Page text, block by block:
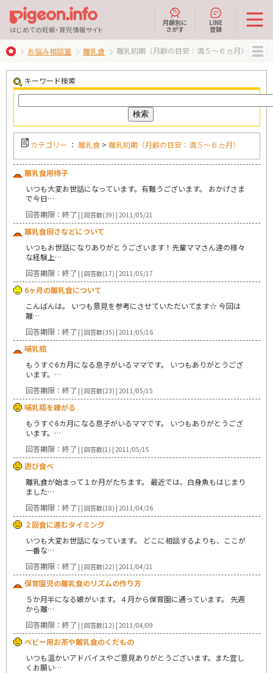
はじめての妊娠・育児情報サイト
月齢別に
さがす
LINE
登録
MENU
お悩み相談室 離乳食 離乳初期（月齢の目安：満５～６ヵ月）
キーワード検索
カテゴリー ： 離乳食 > 離乳初期（月齢の目安：満５～６ヵ月）
離乳食用椅子
いつも大変お世話になっています。有難うございます。 おかげさま
で今日…
回答期限：終了 | | 回答数(39) | 2011/05/21
離乳食固さなどについて
いつもお世話になりありがとうございます！先輩ママさん達の様々
な経験上…
回答期限：終了 | | 回答数(17) | 2011/05/17
6ヶ月の離乳食について
こんばんは。 いつも意見を参考にさせていただいてます☆ 今回は
離…
回答期限：終了 | | 回答数(35) | 2011/05/16
哺乳瓶
もうすぐ6カ月になる息子がいるママです。 いつもありがとうござ
います。…
回答期限：終了 | | 回答数(23) | 2011/05/15
哺乳瓶を嫌がる
もうすぐ6カ月になる息子がいるママです。 いつもありがとうござ
います。…
回答期限：終了 | | 回答数(1) | 2011/05/15
遊び食べ
離乳食が始まって１か月がたちます。 最近では、白身魚もはじまり
ました…
回答期限：終了 | | 回答数(18) | 2011/04/26
２回食に進むタイミング
いつも大変お世話になっています。 どこに相談するよりも、ここが
一番な…
回答期限：終了 | | 回答数(22) | 2011/04/21
保育園児の離乳食のリズムの作り方
５か月半になる娘がいます。４月から保育園に通っています。 先週
から離…
回答期限：終了 | | 回答数(12) | 2011/04/09
ベビー用お茶や離乳食のくだもの
いつも温かいアドバイスやご意見ありがとうございます。また宜し
くお願い…